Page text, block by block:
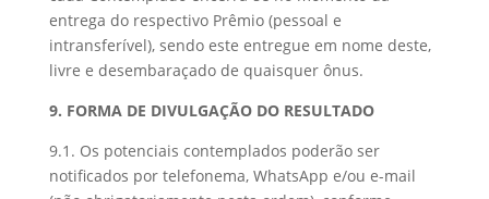
entrega do respectivo Prêmio (pessoal e
intransferível), sendo este entregue em nome deste,
livre e desembaraçado de quaisquer ônus.
9. FORMA DE DIVULGAÇÃO DO RESULTADO
9.1. Os potenciais contemplados poderão ser
notificados por telefonema, WhatsApp e/ou e-mail